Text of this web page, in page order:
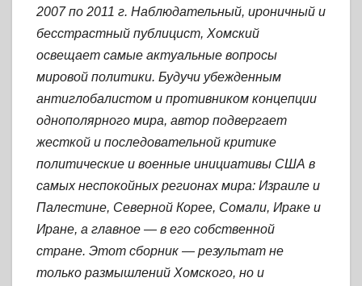
2007 по 2011 г. Наблюдательный, ироничный и
бесстрастный публицист, Хомский
освещает самые актуальные вопросы
мировой политики. Будучи убежденным
антиглобалистом и противником концепции
однополярного мира, автор подвергает
жесткой и последовательной критике
политические и военные инициативы США в
самых неспокойных регионах мира: Израиле и
Палестине, Северной Корее, Сомали, Ираке и
Иране, а главное — в его собственной
стране. Этот сборник — результат не
только размышлений Хомского, но и